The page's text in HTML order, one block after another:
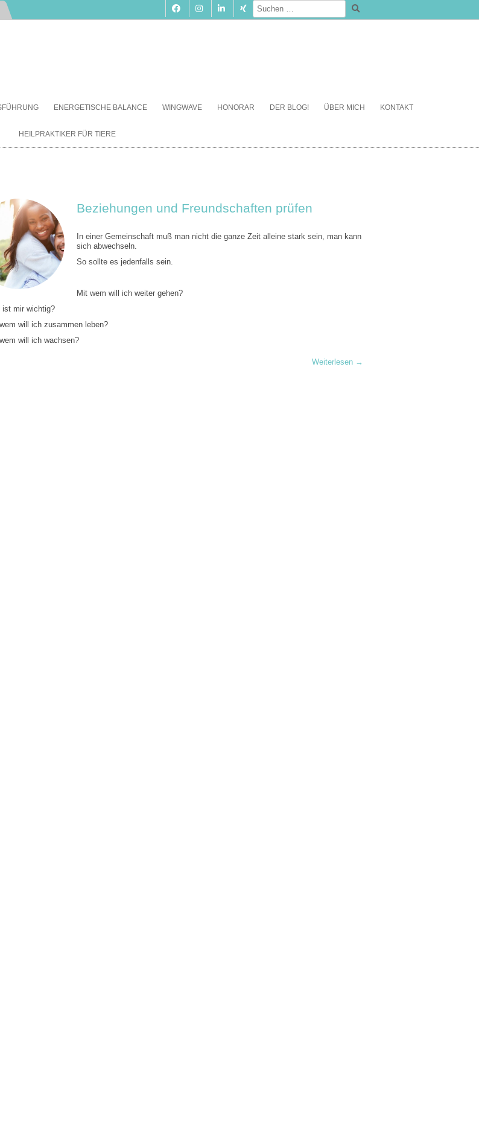
Inhalt
ENERGETISCHE BALANCE WINGWAVE HONORAR DER BLOG! ÜBER MICH KONTAKT
HEILPRAKTIKER FÜR TIERE
Beziehungen und Freundschaften prüfen
In einer Gemeinschaft muß man nicht die ganze Zeit alleine stark sein, man kann
sich abwechseln.
So sollte es jedenfalls sein.
Mit wem will ich weiter gehen?
ist mir wichtig?
will ich zusammen leben?
will ich wachsen?
Weiterlesen →